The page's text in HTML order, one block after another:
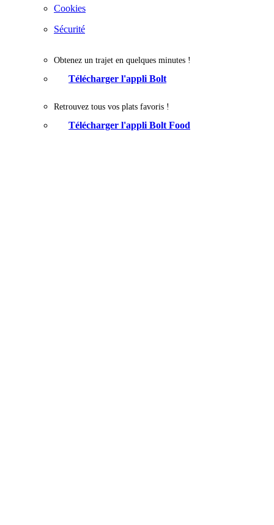
Cookies
Sécurité
Obtenez un trajet en quelques minutes !
Télécharger l'appli Bolt
Retrouvez tous vos plats favoris !
Télécharger l'appli Bolt Food